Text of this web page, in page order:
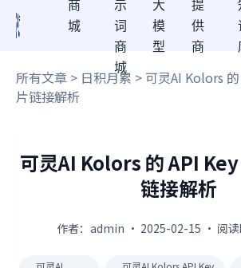
商
城
示
词
商
城
大
模
型
提
供
商
所有文章 > 日积月累 > 可灵AI Kolors
片链接解析
可灵AI Kolors 的 API
链接解析
作者：admin · 2025-02-15 · 阅读